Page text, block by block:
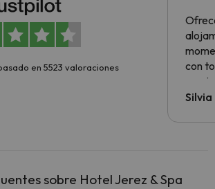
en 5523 valoraciones
con
sobre Hotel Jerez & Spa